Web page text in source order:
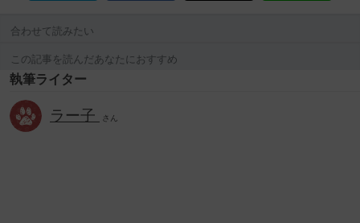
合わせて読みたい
この記事を読んだあなたにおすすめ
執筆ライター
ラー子 さん